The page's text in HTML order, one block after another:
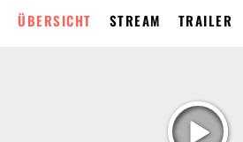
ÜBERSICHT STREAM TRAILER